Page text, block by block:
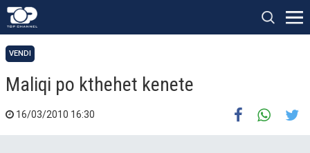
VENDI
Maliqi po kthehet kenete
16/03/2010 16:30